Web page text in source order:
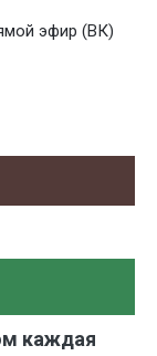
эфир (ВК)
каждая